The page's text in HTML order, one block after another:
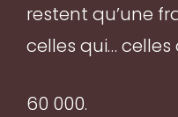
restent qu’une
celles qui… celles
60 000.